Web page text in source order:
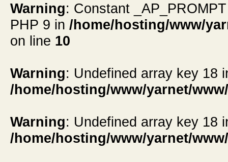
Warning: Constant
PHP 9 in /home/hosting/www/
on line 10
Warning: Undefined array key 18
/home/hosting/www/yarnet/
Warning: Undefined array key 18
/home/hosting/www/yarnet/